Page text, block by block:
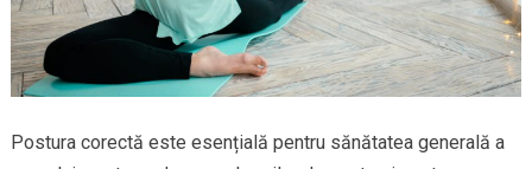
Postura corectă este esențială pentru sănătatea generală a